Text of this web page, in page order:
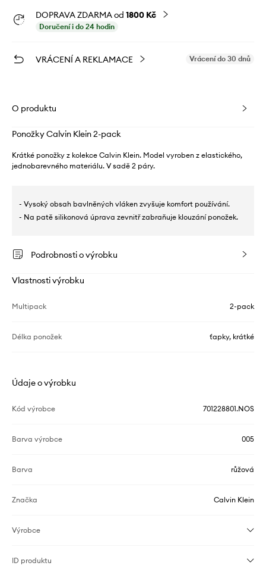
DOPRAVA ZDARMA od 1800 Kč
Doručení i do 24 hodin
VRÁCENÍ A REKLAMACE Vrácení do 30 dnů
O produktu
Ponožky Calvin Klein 2-pack
Krátké ponožky z kolekce Calvin Klein. Model vyroben z elastického,
jednobarevného materiálu. V sadě 2 páry.
- Vysoký obsah bavlněných vláken zvyšuje komfort používání.
- Na patě silikonová úprava zevnitř zabraňuje klouzání ponožek.
Podrobnosti o výrobku
Vlastnosti výrobku
Multipack 2-pack
Délka ponožek ťapky, krátké
Údaje o výrobku
Kód výrobce 701228801.NOS
Barva výrobce 005
Barva růžová
Značka Calvin Klein
Výrobce
ID produktu